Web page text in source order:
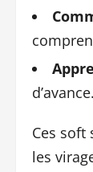
d’avance.
Ces soft
les